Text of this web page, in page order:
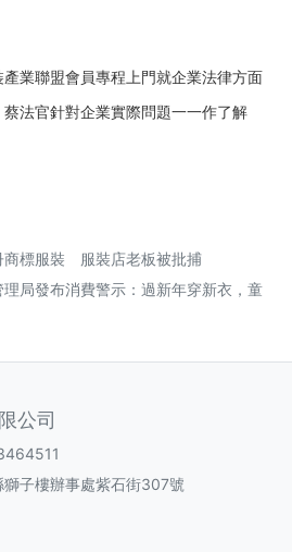
聯盟會員專程上門就企業法律方面
法官針對企業實際問題一一作了解
商標服裝 服裝店老板被批捕
理局發布消費警示：過新年穿新衣，童
公司
子樓辦事處紫石街307號